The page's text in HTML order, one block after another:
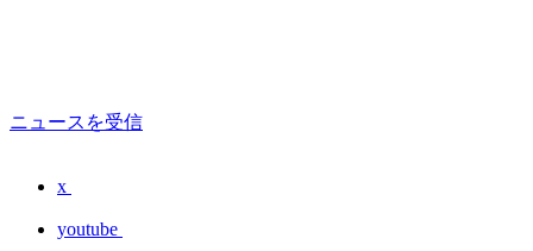
ニュースを受信
x
youtube